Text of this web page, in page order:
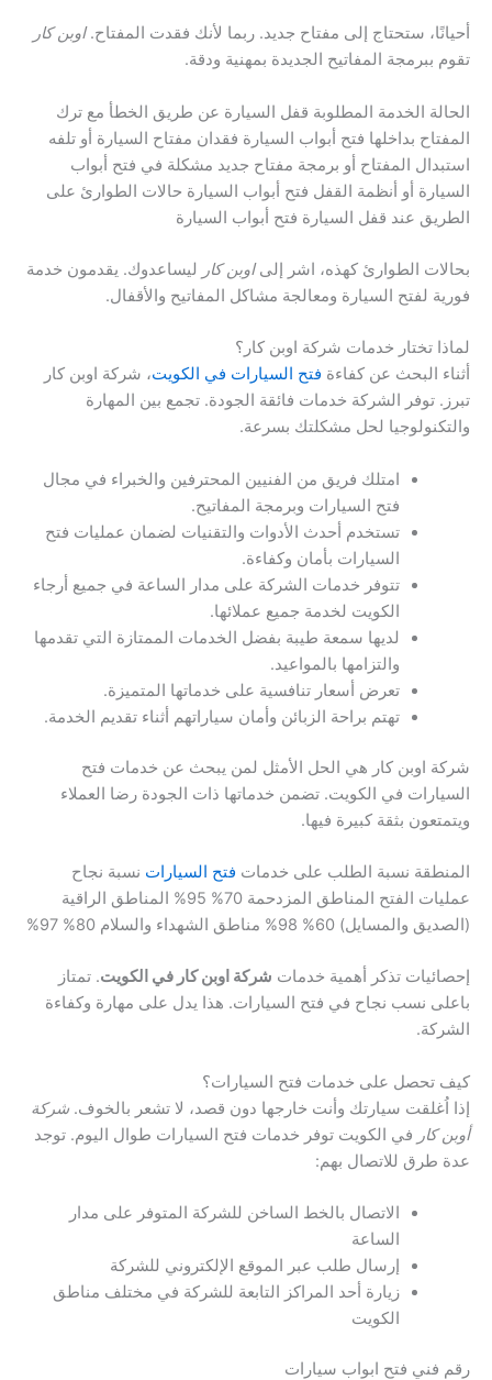
أحيانًا، ستحتاج إلى مفتاح جديد. ربما لأنك فقدت المفتاح.اوبن كار
تقوم ببرمجة المفاتيح الجديدة بمهنية ودقة.
الحالة الخدمة المطلوبة قفل السيارة عن طريق الخطأ مع ترك
المفتاح بداخلها فتح أبواب السيارة فقدان مفتاح السيارة أو تلفه
استبدال المفتاح أو برمجة مفتاح جديد مشكلة في فتح أبواب
السيارة أو أنظمة القفل فتح أبواب السيارة حالات الطوارئ على
الطريق عند قفل السيارة فتح أبواب السيارة
بحالات الطوارئ كهذه، اشر إلىاوبن كار ليساعدوك. يقدمون خدمة
فورية لفتح السيارة ومعالجة مشاكل المفاتيح والأقفال.
لماذا تختار خدمات شركة اوبن كار؟
أثناء البحث عن كفاءة فتح السيارات في الكويت، شركة اوبن كار
تبرز. توفر الشركة خدمات فائقة الجودة. تجمع بين المهارة
والتكنولوجيا لحل مشكلتك بسرعة.
امتلك فريق من الفنيين المحترفين والخبراء في مجال
فتح السيارات وبرمجة المفاتيح.
تستخدم أحدث الأدوات والتقنيات لضمان عمليات فتح
السيارات بأمان وكفاءة.
تتوفر خدمات الشركة على مدار الساعة في جميع أرجاء
الكويت لخدمة جميع عملائها.
لديها سمعة طيبة بفضل الخدمات الممتازة التي تقدمها
والتزامها بالمواعيد.
تعرض أسعار تنافسية على خدماتها المتميزة.
تهتم براحة الزبائن وأمان سياراتهم أثناء تقديم الخدمة.
شركة اوبن كار هي الحل الأمثل لمن يبحث عن خدمات فتح
السيارات في الكويت. تضمن خدماتها ذات الجودة رضا العملاء
ويتمتعون بثقة كبيرة فيها.
المنطقة نسبة الطلب على خدمات فتح السيارات نسبة نجاح
عمليات الفتح المناطق المزدحمة 70% 95% المناطق الراقية
(الصديق والمسايل) 60% 98% مناطق الشهداء والسلام 80% 97%
إحصائيات تذكر أهمية خدمات شركة اوبن كار في الكويت. تمتاز
باعلى نسب نجاح في فتح السيارات. هذا يدل على مهارة وكفاءة
الشركة.
كيف تحصل على خدمات فتح السيارات؟
إذا اُغلقت سيارتك وأنت خارجها دون قصد، لا تشعر بالخوف. شركة
أوبن كار في الكويت توفر خدمات فتح السيارات طوال اليوم. توجد
عدة طرق للاتصال بهم:
الاتصال بالخط الساخن للشركة المتوفر على مدار
الساعة
إرسال طلب عبر الموقع الإلكتروني للشركة
زيارة أحد المراكز التابعة للشركة في مختلف مناطق
الكويت
رقم فني فتح ابواب سيارات